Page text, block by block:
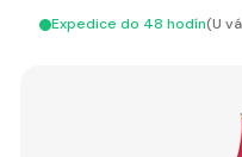
Expedice do 48 hodín(U